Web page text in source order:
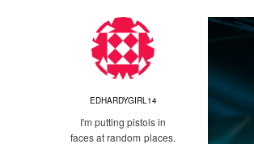
EDHARDYGIRL14
I'm putting pistols in
faces at random places.